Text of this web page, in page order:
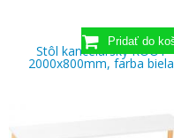
Stôl kancelársky ROOT
2000x800mm, farba biela